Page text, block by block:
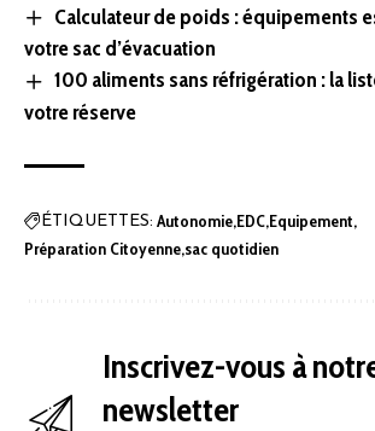
Calculateur de poids : équipements
votre sac d’évacuation
100 aliments sans réfrigération : la
votre réserve
ÉTIQUETTES: Autonomie EDC Equipement
Préparation Citoyenne sac quotidien
Inscrivez-vous à
newsletter